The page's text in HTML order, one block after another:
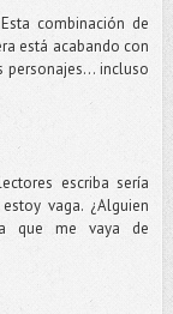
combinación de
está acabando con
personajes... incluso
escriba sería
vaga. ¿Alguien
que me vaya de